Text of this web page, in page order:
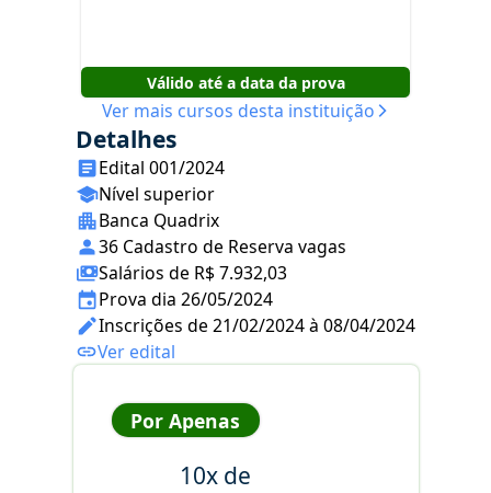
Válido até a data da prova
Ver mais cursos desta instituição
Detalhes
Edital 001/2024
Nível superior
Banca Quadrix
36 Cadastro de Reserva vagas
Salários de R$ 7.932,03
Prova dia 26/05/2024
Inscrições de 21/02/2024 à 08/04/2024
Ver edital
Por Apenas
10x de